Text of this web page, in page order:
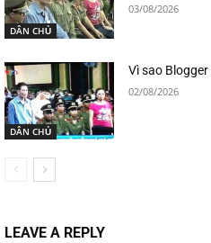
DÂN CHỦ
03/08/2026
DÂN CHỦ
Vì sao
02/08/2026
LEAVE A REPLY